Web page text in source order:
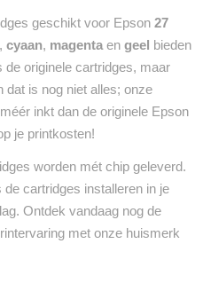
geschikt voor Epson 27
, cyaan, magenta en geel bieden
originele cartridges, maar
dat is nog niet alles; onze
inkt dan de originele Epson
je printkosten!
worden mét chip geleverd.
cartridges installeren in je
Ontdek vandaag nog de
met onze huismerk